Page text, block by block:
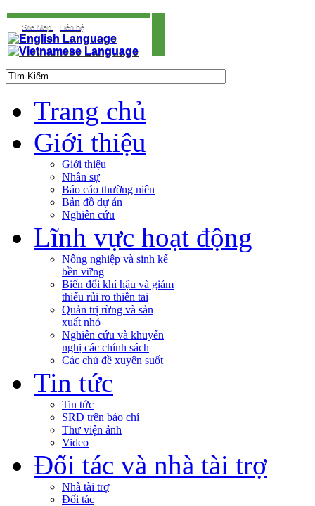
Site Map Liên hệ
Trang chủ
Giới thiệu
Giới thiệu
Nhân sự
Báo cáo thường niên
Bản đồ dự án
Nghiên cứu
Lĩnh vực hoạt động
Nông nghiệp và sinh kế
bền vững
Biến đổi khí hậu và giảm
thiểu rủi ro thiên tai
Quản trị rừng và sản
xuất nhỏ
Nghiên cứu và khuyến
nghị các chính sách
Các chủ đề xuyên suốt
Tin tức
Tin tức
SRD trên báo chí
Thư viện ảnh
Video
Đối tác và nhà tài trợ
Nhà tài trợ
Đối tác